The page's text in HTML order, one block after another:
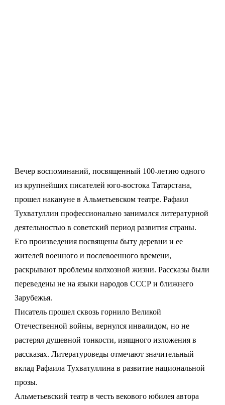
Вечер воспоминаний, посвященный 100-летию одного
из крупнейших писателей юго-востока Татарстана,
прошел накануне в Альметьевском театре. Рафаил
Тухватуллин профессионально занимался литературной
деятельностью в советский период развития страны.
Его произведения посвящены быту деревни и ее
жителей военного и послевоенного времени,
раскрывают проблемы колхозной жизни. Рассказы были
переведены не на языки народов СССР и ближнего
Зарубежья.
Писатель прошел сквозь горнило Великой
Отечественной войны, вернулся инвалидом, но не
растерял душевной тонкости, изящного изложения в
рассказах. Литературоведы отмечают значительный
вклад Рафаила Тухватуллина в развитие национальной
прозы.
Альметьевский театр в честь векового юбилея автора